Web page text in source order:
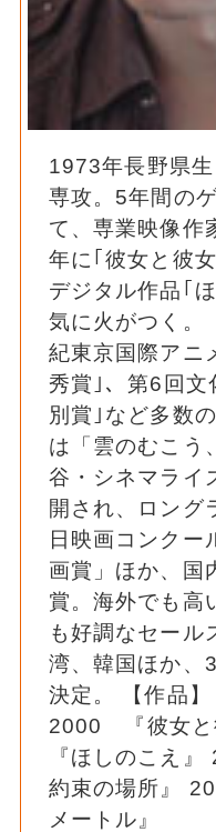
1973年長野県
専攻。5年間の
て、専業映像作
年に｢彼女と彼
デジタル作品｢
気に火がつく。
紀東京国際アニ
秀賞｣、第6回文
別賞｣など多数
は「雲のむこう
谷・シネマライ
開され、ロング
日映画コンクー
画賞」ほか、国
賞。海外でも高
も好調なセール
湾、韓国ほか、
決定。 【作品
2000 『彼女
『ほしのこえ
約束の場所』
メートル』